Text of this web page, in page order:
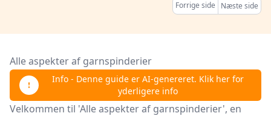
Forrige side Næste side
Alle aspekter af garnspinderier
Info - Denne guide er AI-genereret. Klik her for
yderligere info
Velkommen til 'Alle aspekter af garnspinderier', en